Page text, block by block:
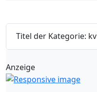
Titel der Kategorie: kv
Anzeige